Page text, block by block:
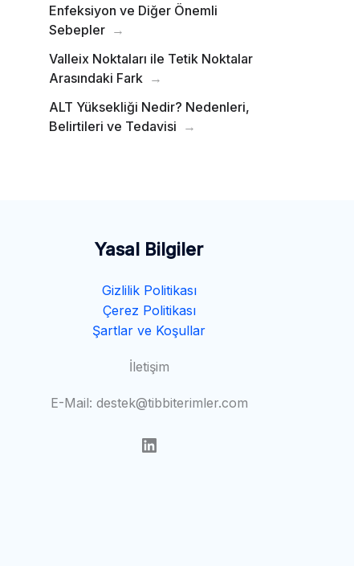
Enfeksiyon ve Diğer Önemli
Sebepler
Valleix Noktaları ile Tetik Noktalar
Arasındaki Fark
ALT Yüksekliği Nedir? Nedenleri,
Belirtileri ve Tedavisi
Yasal Bilgiler
Gizlilik Politikası
Çerez Politikası
Şartlar ve Koşullar
İletişim
E-Mail: destek@tibbiterimler.com
LinkedIn